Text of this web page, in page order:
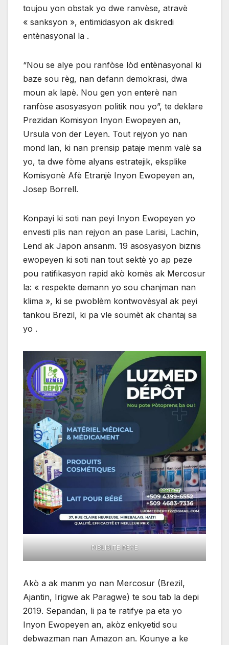
toujou yon obstak yo dwe ranvèse, atravè
« sanksyon », entimidasyon ak diskredi
entènasyonal la .
“Nou se alye pou ranfòse lòd entènasyonal ki
baze sou règ, nan defann demokrasi, dwa
moun ak lapè. Nou gen yon enterè nan
ranfòse asosyasyon politik nou yo”, te deklare
Prezidan Komisyon Inyon Ewopeyen an,
Ursula von der Leyen. Tout rejyon yo nan
mond lan, ki nan prensip pataje menm valè sa
yo, ta dwe fòme alyans estratejik, eksplike
Komisyonè Afè Etranjè Inyon Ewopeyen an,
Josep Borrell.
Konpayi ki soti nan peyi Inyon Ewopeyen yo
envesti plis nan rejyon an pase Larisi, Lachin,
Lend ak Japon ansanm. 19 asosyasyon biznis
ewopeyen ki soti nan tout sektè yo ap peze
pou ratifikasyon rapid akò komès ak Mercosur
la: « respekte demann yo sou chanjman nan
klima », ki se pwoblèm kontwovèsyal ak peyi
tankou Brezil, ki pa vle soumèt ak chantaj sa
yo .
PIBLISITE PEYE
Akò a ak manm yo nan Mercosur (Brezil,
Ajantin, Irigwe ak Paragwe) te sou tab la depi
2019. Sepandan, li pa te ratifye pa eta yo
Inyon Ewopeyen an, akòz enkyetid sou
debwazman nan Amazon an. Kounye a ke